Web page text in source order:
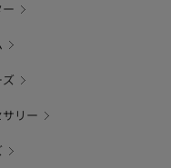
リー